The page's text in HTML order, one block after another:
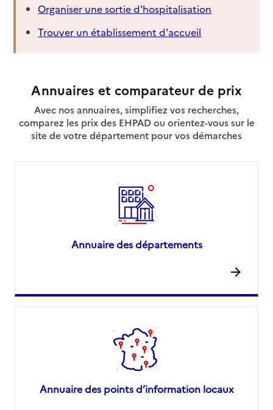
Organiser une sortie d'hospitalisation
Trouver un établissement d'accueil
Annuaires et comparateur de prix
Avec nos annuaires, simplifiez vos recherches,
comparez les prix des EHPAD ou orientez-vous sur le
site de votre département pour vos démarches
Annuaire des départements
Annuaire des points d’information locaux